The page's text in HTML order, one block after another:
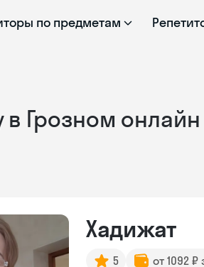
по предметам
Грозном онлайн
Хадижат
5 от 1092 ₽